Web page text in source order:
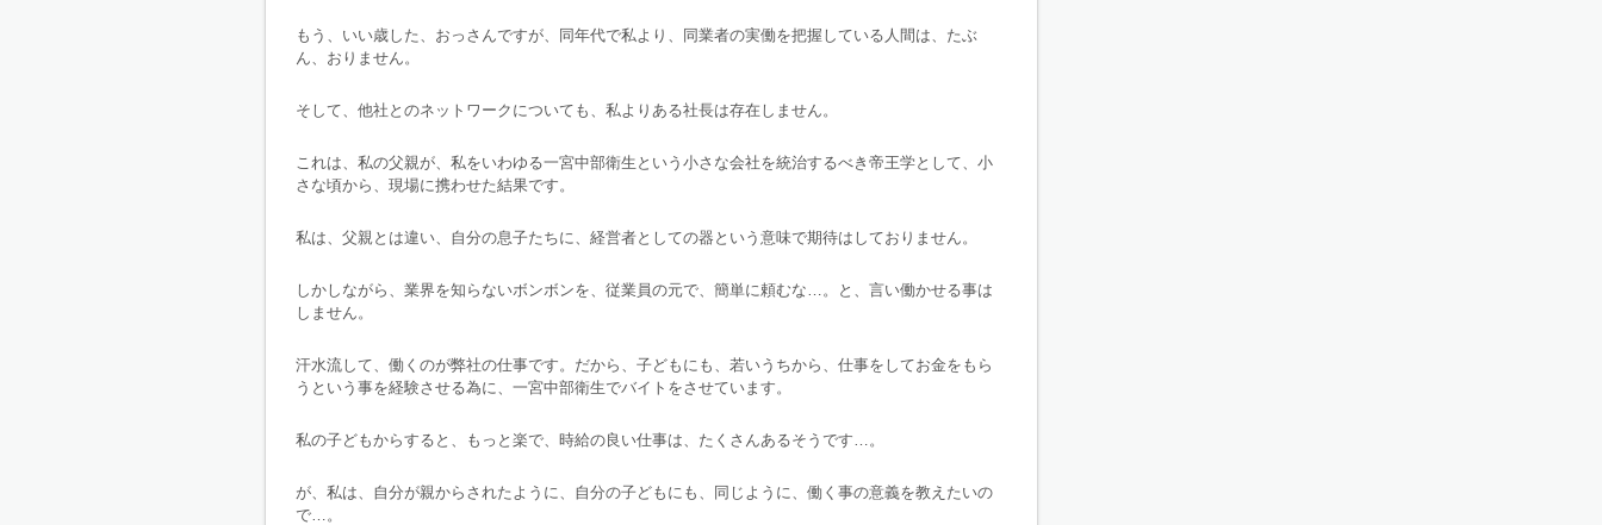
もう、いい歳した、おっさんですが、同年代で私より、同業者の実働を把握している人間は、たぶ
ん、おりません。
そして、他社とのネットワークについても、私よりある社長は存在しません。
これは、私の父親が、私をいわゆる一宮中部衛生という小さな会社を統治するべき帝王学として、小
さな頃から、現場に携わせた結果です。
私は、父親とは違い、自分の息子たちに、経営者としての器という意味で期待はしておりません。
しかしながら、業界を知らないボンボンを、従業員の元で、簡単に頼むな…。と、言い働かせる事は
しません。
汗水流して、働くのが弊社の仕事です。だから、子どもにも、若いうちから、仕事をしてお金をもら
うという事を経験させる為に、一宮中部衛生でバイトをさせています。
私の子どもからすると、もっと楽で、時給の良い仕事は、たくさんあるそうです…。
が、私は、自分が親からされたように、自分の子どもにも、同じように、働く事の意義を教えたいの
で…。